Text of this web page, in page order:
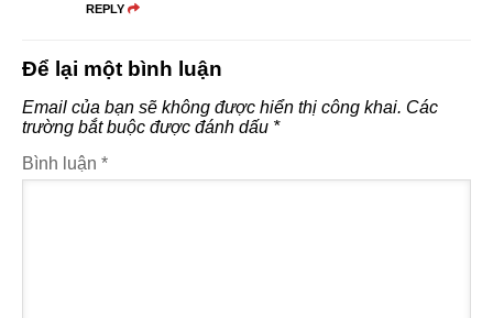
REPLY
Để lại một bình luận
Email của bạn sẽ không được hiển thị công khai. Các
trường bắt buộc được đánh dấu *
Bình luận *